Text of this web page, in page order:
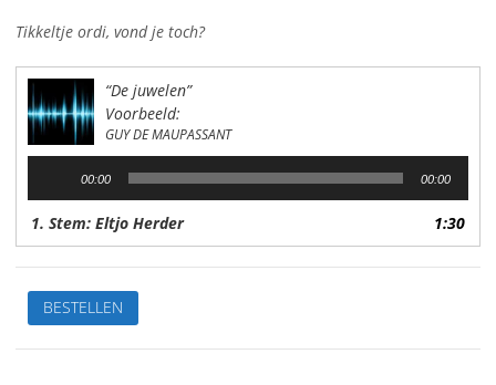
Tikkeltje ordi, vond je toch?
“De juwelen”
Voorbeeld:
GUY DE MAUPASSANT
00:00 00:00
1. Stem: Eltjo Herder 1:30
De
juwelenVan:
Guy
BESTELLEN